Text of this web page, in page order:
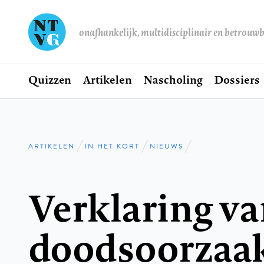
onafhankelijk, multidisciplinair en
Hoofdnavigatie
Home
Quizzen Artikelen Nascholing Dossiers
Kruimelpad
ARTIKELEN IN HET KORT NIEUWS
Verklaring